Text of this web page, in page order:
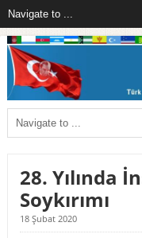
28. Yılında
Soykırımı
18 Şubat 2020